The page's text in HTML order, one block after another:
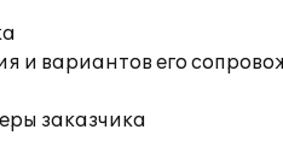
и вариантов его
заказчика